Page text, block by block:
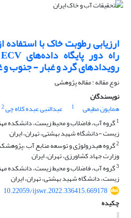
ارزیابی رطوبت خاک با
رویداد‌های گرد و غبار - جنوب و
نوع مقاله : مقاله پژوهشی
نویسندگان
همایون مطیعی
1 عبدالنبی عبده کلاه چی2
1گروه آب، فاضلاب و محیط زیست، دانشکده
زیست -دانشگاه شهید بهشتی، تهران، ایران
2گروه هیدرولوژی و توسعه منابع آب
وزارت جهاد کشاورزی، تهران، ایران
3گروه آب، فاضلاب و محیط زیست، دانشکده
زیست، دانشگاه شهید بهشتی، تهران، ایران
10.22059/ijswr.2022.336415.669178
چکیده